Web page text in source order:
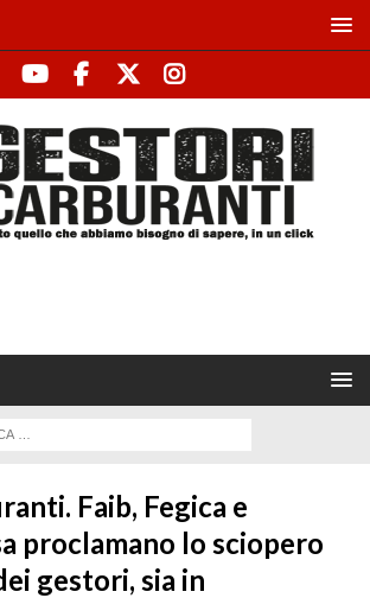
Faib, Fegica e
proclamano lo sciopero
gestori, sia in